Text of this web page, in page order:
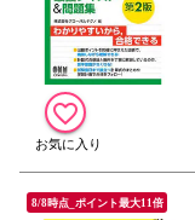
8/8時点_ポイント最大11倍